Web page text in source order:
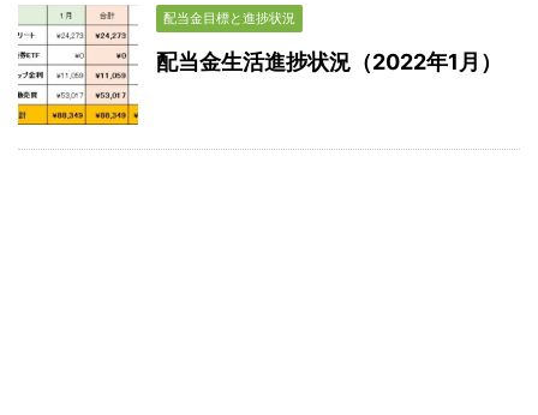
配当金目標と進捗状況
配当金生活進捗状況（2022年1月）